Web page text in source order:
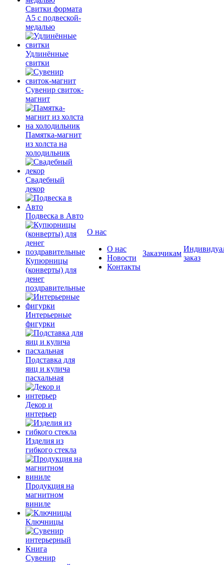
Свитки формата
А5 с подвеской-
медалью
Удлинённые
свитки
Сувенир свиток-
магнит
Памятка-магнит
из холста на
холодильник
Свадебный
декор
Подвеска в Авто
Купюрницы
(конверты) для
денег
поздравительные
Интерьерные
фигурки
Подставка для
яиц и кулича
пасхальная
Декор и
интерьер
Изделия из
гибкого стекла
Продукция на
магнитном
виниле
Ключницы
Сувенир
О нас
О нас
Новости
Контакты
Заказчикам
заказ